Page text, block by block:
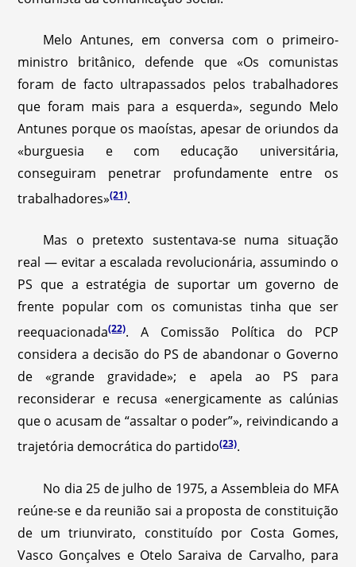
Melo Antunes, em conversa com o primeiro-
ministro britânico, defende que «Os comunistas
foram de facto ultrapassados pelos trabalhadores
que foram mais para a esquerda», segundo Melo
Antunes porque os maoístas, apesar de oriundos da
«burguesia e com educação universitária,
conseguiram penetrar profundamente entre os
trabalhadores»(21).
Mas o pretexto sustentava-se numa situação
real — evitar a escalada revolucionária, assumindo o
PS que a estratégia de suportar um governo de
frente popular com os comunistas tinha que ser
reequacionada(22). A Comissão Política do PCP
considera a decisão do PS de abandonar o Governo
de «grande gravidade»; e apela ao PS para
reconsiderar e recusa «energicamente as calúnias
que o acusam de “assaltar o poder”», reivindicando a
trajetória democrática do partido(23).
No dia 25 de julho de 1975, a Assembleia do MFA
reúne-se e da reunião sai a proposta de constituição
de um triunvirato, constituído por Costa Gomes,
Vasco Gonçalves e Otelo Saraiva de Carvalho, para